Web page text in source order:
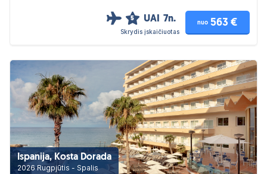
5 UAI 7n.
Skrydis įskaičiuotas
nuo 563 €
Ispanija, Kosta Dorada
2026 Rugpjūtis - Spalis